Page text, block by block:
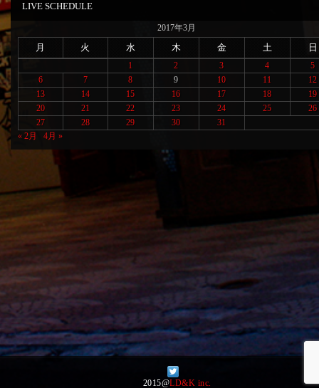
LIVE SCHEDULE
2017年3月
月 火 水 木 金 土 日
1 2 3 4
5
6
7 8 9 10 11
12
13
14 15 16 17 18
19
20
21 22 23 24 25
26
27
28 29 30
31
« 2月
4月 »
2015@LD&K inc.